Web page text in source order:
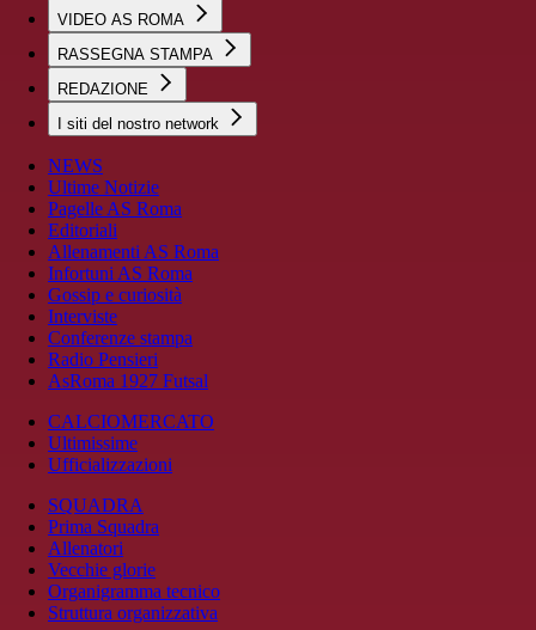
VIDEO AS ROMA
RASSEGNA STAMPA
REDAZIONE
I siti del nostro network
NEWS
Ultime Notizie
Pagelle AS Roma
Editoriali
Allenamenti AS Roma
Infortuni AS Roma
Gossip e curiosità
Interviste
Conferenze stampa
Radio Pensieri
AsRoma 1927 Futsal
CALCIOMERCATO
Ultimissime
Ufficializzazioni
SQUADRA
Prima Squadra
Allenatori
Vecchie glorie
Organigramma tecnico
Struttura organizzativa